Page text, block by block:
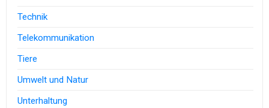
Technik
Telekommunikation
Tiere
Umwelt und Natur
Unterhaltung